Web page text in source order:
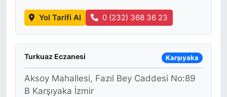
Yol Tarifi Al 0 (232) 368 36 23
Turkuaz Eczanesi Karşıyaka
Aksoy Mahallesi, Fazıl Bey Caddesi No:89
B Karşıyaka İzmir